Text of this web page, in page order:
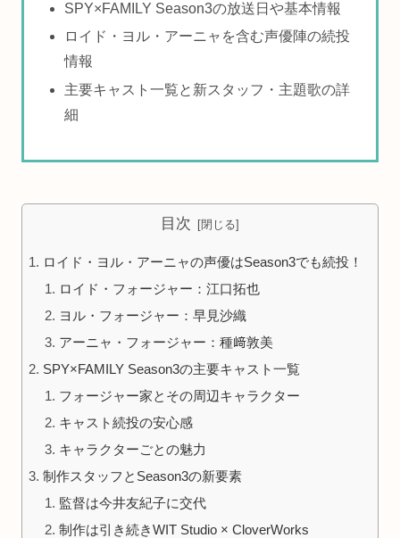
SPY×FAMILY Season3の放送日や基本情報
ロイド・ヨル・アーニャを含む声優陣の続投
情報
主要キャスト一覧と新スタッフ・主題歌の詳
細
目次
ロイド・ヨル・アーニャの声優はSeason3でも続投！
ロイド・フォージャー：江口拓也
ヨル・フォージャー：早見沙織
アーニャ・フォージャー：種﨑敦美
SPY×FAMILY Season3の主要キャスト一覧
フォージャー家とその周辺キャラクター
キャスト続投の安心感
キャラクターごとの魅力
制作スタッフとSeason3の新要素
監督は今井友紀子に交代
制作は引き続きWIT Studio × CloverWorks